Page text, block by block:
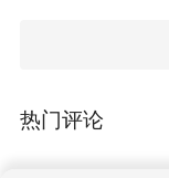
热门评论